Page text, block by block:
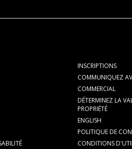
INSCRIPTIONS
COMMUNIQUEZ
COMMERCIAL
DÉTERMINEZ LA
PROPRIÉTÉ
ENGLISH
POLITIQUE DE
CONDITIONS